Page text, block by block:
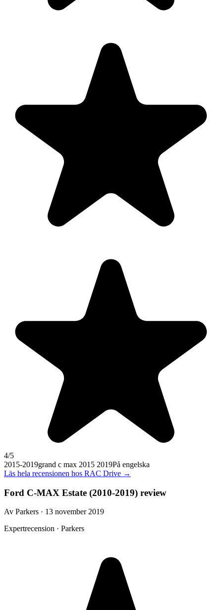
4/5
2015-2019grand c max 2015 2019På engelska
Läs hela recensionen hos RAC Drive →
Ford C-MAX Estate (2010-2019) review
Av Parkers · 13 november 2019
Expertrecension · Parkers